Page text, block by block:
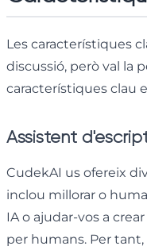
Les característiques
discussió, però val la
característiques clau
Assistent
CudekAI us ofereix
inclou millorar o
IA o ajudar-vos a
per humans. Per